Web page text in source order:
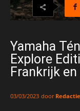
Yamaha
Explore
Frankrijk
03/03/2023 door Redactie